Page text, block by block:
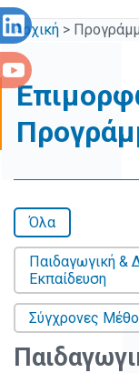
Αρχική >
Όλα
Παιδαγωγική &
Εκπαίδευση
Σύγχρονες